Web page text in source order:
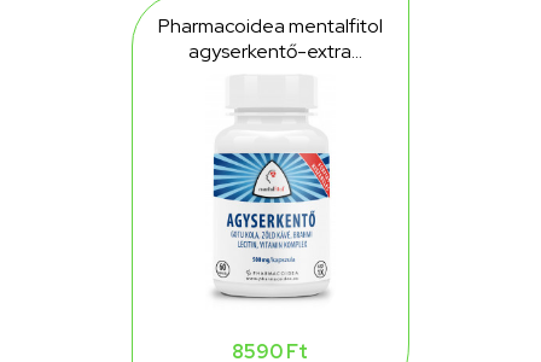
Pharmacoidea mentalfitol
agyserkentő-extra
kiszerelés 60 db
8590 Ft